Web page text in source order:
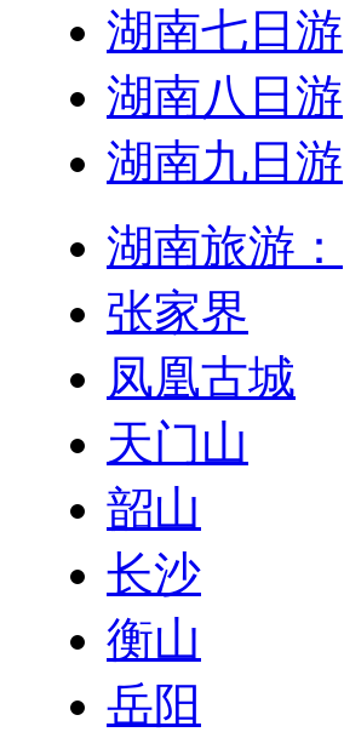
湖南七日游
湖南八日游
湖南九日游
湖南旅游：
张家界
凤凰古城
天门山
韶山
长沙
衡山
岳阳